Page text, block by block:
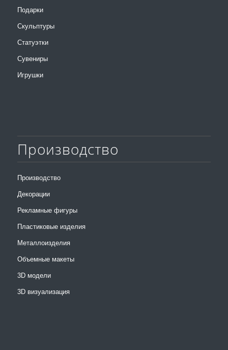
Подарки
Скульптуры
Статуэтки
Сувениры
Игрушки
Производство
Производство
Декорации
Рекламные фигуры
Пластиковые изделия
Металлоизделия
Объемные макеты
3D модели
3D визуализация